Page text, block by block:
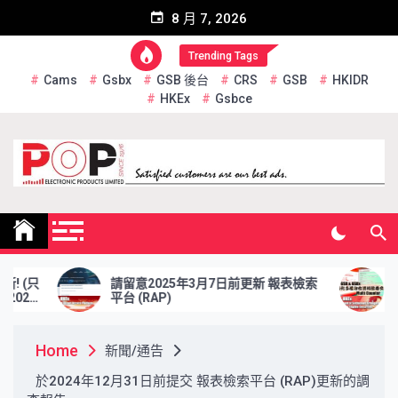
8 月 7, 2026
Trending Tags
Cams Gsbx GSB 後台 CRS GSB
HKIDR
HKEx
Gsbce
Pop Electronic Products
Limited
請留意2025年3月7日前更新 報表檢索
平台 (RAP)
於2025年2
資格證券交
Home
新聞/通告
於2024年12月31日前提交 報表檢索平台 (RAP)更新的調